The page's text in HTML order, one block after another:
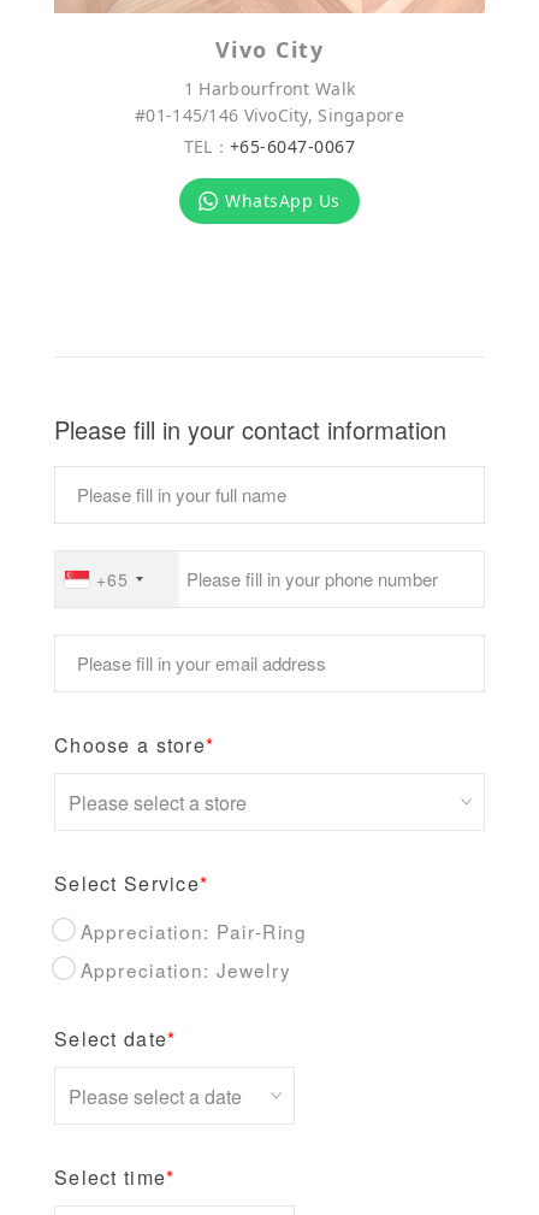
Vivo City
1 Harbourfront Walk
#01-145/146 VivoCity, Singapore
TEL： +65-6047-0067
WhatsApp Us
Please fill in your contact information
+65
Choose a store*
Select Service*
Appreciation: Pair-Ring
Appreciation: Jewelry
Select date*
Select time*